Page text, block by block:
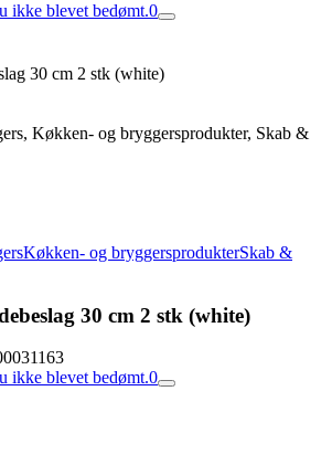
ikke blevet bedømt.0
30 cm 2 stk (white)
Køkken- og bryggersprodukter, Skab &
Køkken- og bryggersprodukterSkab &
30 cm 2 stk (white)
ikke blevet bedømt.0